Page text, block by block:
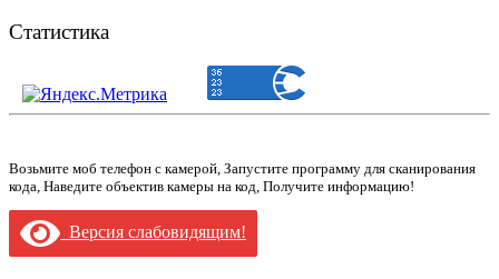
Статистика
Возьмите моб телефон с камерой, Запустите программу для сканирования
кода, Наведите объектив камеры на код, Получите информацию!
Версия слабовидящим!